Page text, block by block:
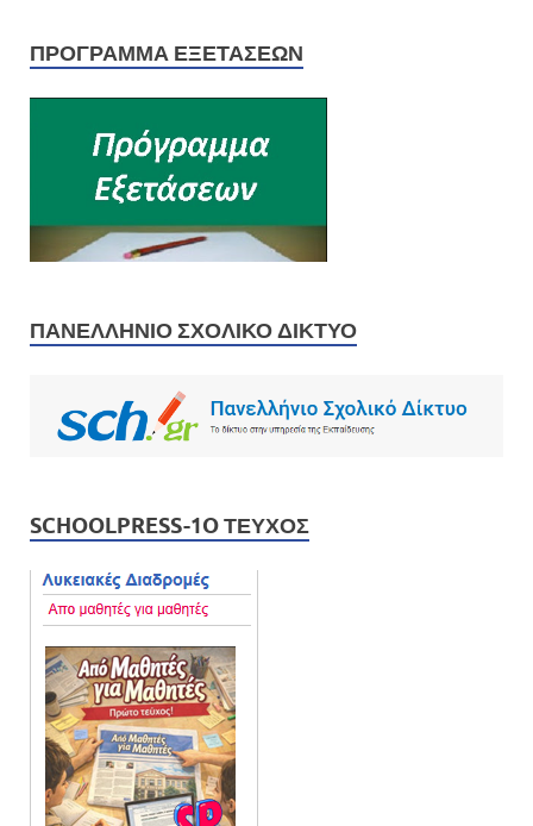
ΠΡΌΓΡΑΜΜΑ ΕΞΕΤΆΣΕΩΝ
ΠΑΝΕΛΛΉΝΙΟ ΣΧΟΛΙΚΌ ΔΊΚΤΥΟ
SCHOOLPRESS-1O ΤΕΎΧΟΣ